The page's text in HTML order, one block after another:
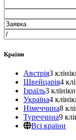
Країни
Австрія3
Швейцарія4
Ізраїль3 клініки
Україна4
Німеччина8
Туреччина9
Всі країни